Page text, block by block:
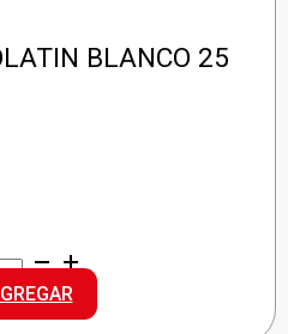
BLANCO 25